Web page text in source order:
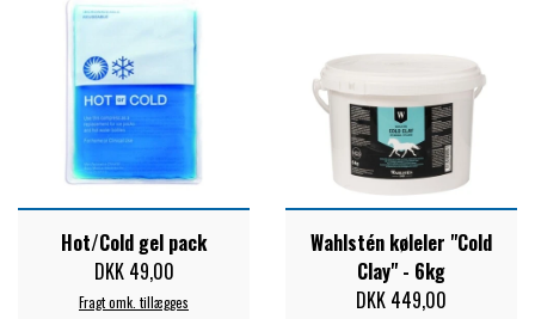
Hot/Cold gel pack
DKK 49,00
Fragt omk. tillægges
Wahlstén køleler "Cold
Clay" - 6kg
DKK 449,00